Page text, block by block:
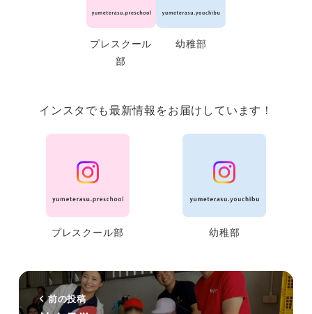
プレスクール
部
幼稚部
インスタでも最新情報をお届けしています！
プレスクール部 幼稚部
前の投稿